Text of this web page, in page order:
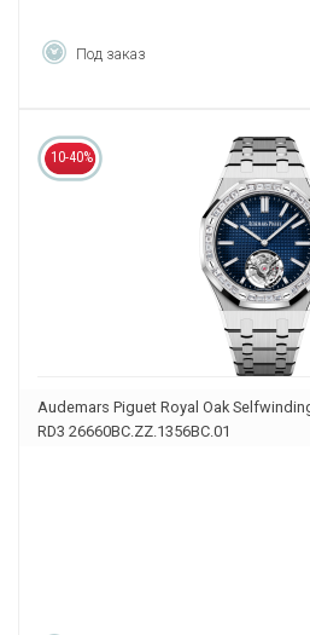
Под заказ
10-40%
Audemars Piguet Royal Oak
RD3 26660BC.ZZ.1356BC.01